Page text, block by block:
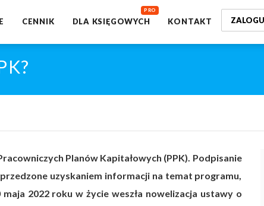
CENNIK DLA KSIĘGOWYCH KONTAKT
Planów Kapitałowych (PPK). Podpisanie
uzyskaniem informacji na temat programu,
2022 roku w życie weszła nowelizacja ustawy o